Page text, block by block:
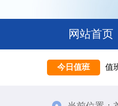
网站首页
今日值班 值